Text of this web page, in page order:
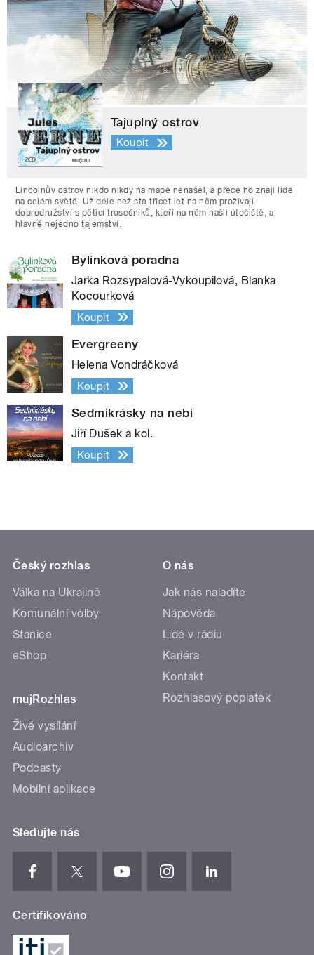
Tajuplný ostrov
Koupit
Lincolnův ostrov nikdo nikdy na mapě nenašel, a přece ho znají lidé
na celém světě. Už déle než sto třicet let na něm prožívají
dobrodružství s pěticí trosečníků, kteří na něm našli útočiště, a
hlavně nejedno tajemství.
Bylinková poradna
Jarka Rozsypalová-Vykoupilová, Blanka
Kocourková
Koupit
Evergreeny
Helena Vondráčková
Koupit
Sedmikrásky na nebi
Jiří Dušek a kol.
Koupit
Český rozhlas
Válka na Ukrajině
Komunální volby
Stanice
eShop
mujRozhlas
Živé vysílání
Audioarchiv
Podcasty
Mobilní aplikace
O nás
Jak nás naladíte
Nápověda
Lidé v rádiu
Kariéra
Kontakt
Rozhlasový poplatek
Sledujte nás
Certifikováno